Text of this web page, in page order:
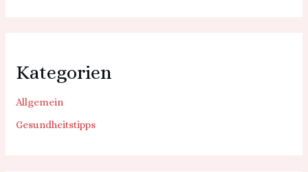
Kategorien
Allgemein
Gesundheitstipps